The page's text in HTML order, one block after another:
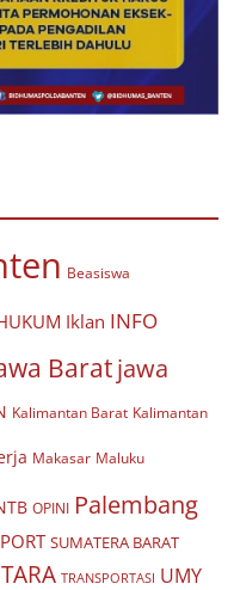
Beasiswa
Iklan INFO
Baratjawa
Kalimantan Barat Kalimantan
Makasar Maluku
OPINI Palembang
SUMATERA BARAT
TRANSPORTASI UMY